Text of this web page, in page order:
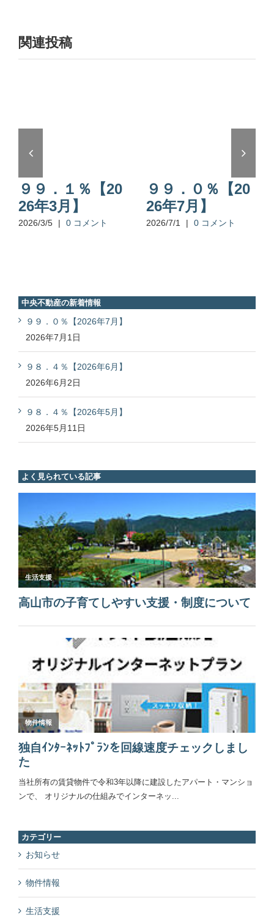
関連投稿
９９．１％【20
26年3月】
2026/3/5 | 0 コメント
９９．０％【20
26年7月】
2026/7/1 | 0 コメント
中央不動産の新着情報
９９．０％【2026年7月】
2026年7月1日
９８．４％【2026年6月】
2026年6月2日
９８．４％【2026年5月】
2026年5月11日
よく見られている記事
カテゴリー
お知らせ
物件情報
生活支援